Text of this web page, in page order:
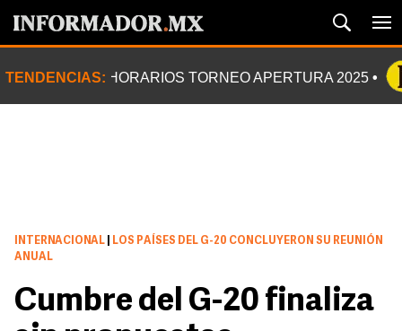
TENDENCIAS: HORARIOS TORNEO APERTURA 2025
INTERNACIONAL
LOS PAÍSES DEL G-20 CONCLUYERON SU REUNIÓN
ANUAL
Cumbre del G-20 finaliza